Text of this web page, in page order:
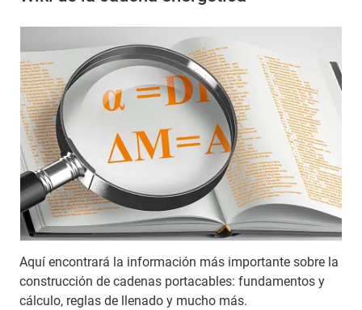
Aquí encontrará la información más importante sobre la
construcción de cadenas portacables: fundamentos y
cálculo, reglas de llenado y mucho más.